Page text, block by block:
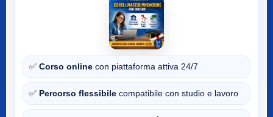
✅ Corso online con piattaforma attiva 24/7
✅ Percorso flessibile compatibile con studio e lavoro